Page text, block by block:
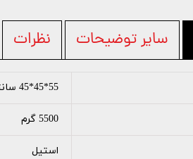
سایر توضیحات نظرات
55*45*45 سانتی‌متر
5500 گرم
استیل